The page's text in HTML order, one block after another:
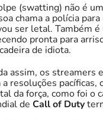
(swatting) não é
chama a polícia
ser letal. Também
pronta para
de idiota.
assim, os streamers
a resoluções
da força, como foi o
de Call of Duty